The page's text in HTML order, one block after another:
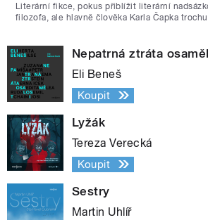
Literární fikce, pokus přiblížit literární
filozofa, ale hlavně člověka Karla Čapka
Nepatrná ztráta
Eli Beneš
Koupit
Lyžák
Tereza Verecká
Koupit
Sestry
Martin Uhlíř